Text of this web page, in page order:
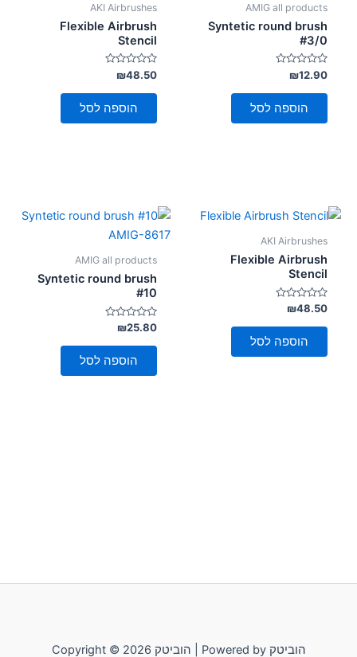
AMIG all products
Syntetic round brush
#3/0
דורג
0
מתוך
₪12.90
הוספה לסל
AKI Airbrushes
Flexible Airbrush
Stencil
דורג
0
מתוך
₪48.50
הוספה לסל
AKI Airbrushes
Flexible Airbrush
Stencil
דורג
0
מתוך
₪48.50
הוספה לסל
AMIG all products
Syntetic round brush
#10
דורג
0
מתוך
₪25.80
הוספה לסל
Copyright © 2026 הוביטק | Powered by הוביטק